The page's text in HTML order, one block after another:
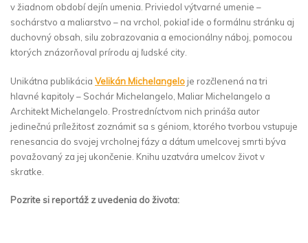
v žiadnom období dejín umenia. Priviedol výtvarné umenie –
sochárstvo a maliarstvo – na vrchol, pokiaľ ide o formálnu stránku aj
duchovný obsah, silu zobrazovania a emocionálny náboj, pomocou
ktorých znázorňoval prírodu aj ľudské city.
Unikátna publikácia Velikán Michelangelo je rozčlenená na tri
hlavné kapitoly – Sochár Michelangelo, Maliar Michelangelo a
Architekt Michelangelo. Prostredníctvom nich prináša autor
jedinečnú príležitosť zoznámiť sa s géniom, ktorého tvorbou vstupuje
renesancia do svojej vrcholnej fázy a dátum umelcovej smrti býva
považovaný za jej ukončenie. Knihu uzatvára umelcov život v
skratke.
Pozrite si reportáž z uvedenia do života: